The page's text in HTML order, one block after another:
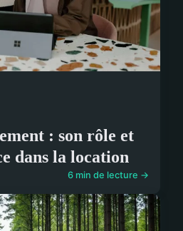
: son rôle et
dans la location
6 min de lecture →